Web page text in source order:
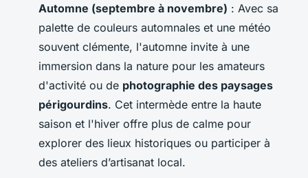
Automne (septembre à novembre) : Avec sa
palette de couleurs automnales et une météo
souvent clémente, l'automne invite à une
immersion dans la nature pour les amateurs
d'activité ou de photographie des paysages
périgourdins. Cet intermède entre la haute
saison et l'hiver offre plus de calme pour
explorer des lieux historiques ou participer à
des ateliers d’artisanat local.